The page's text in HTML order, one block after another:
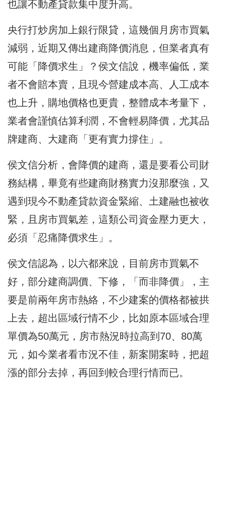
也讓不動產貸款集中度升高。
央行打炒房加上銀行限貸，這幾個月房市買氣
減弱，近期又傳出建商降價消息，但業者真有
可能「降價求生」？侯文信說，機率偏低，業
者不會賠本賣，且現今營建成本高、人工成本
也上升，購地價格也更貴，整體成本考量下，
業者會謹慎估算利潤，不會輕易降價，尤其品
牌建商、大建商「更有實力撐住」。
侯文信分析，會降價的建商，還是要看公司財
務結構，畢竟有些建商財務實力沒那麼強，又
遇到現今不動產貸款資金緊縮、土建融也被收
緊，且房市買氣差，這類公司資金壓力更大，
必須「忍痛降價求生」。
侯文信認為，以六都來說，目前房市買氣不
好，部分建商調價、下修，「而非降價」，主
要是前兩年房市熱絡，不少建案的價格都被拱
上去，超出區域行情不少，比如原本區域合理
單價為50萬元，房市熱況時拉高到70、80萬
元，如今業者看市況不佳，新案開案時，把超
漲的部分去掉，再回到較合理行情而已。